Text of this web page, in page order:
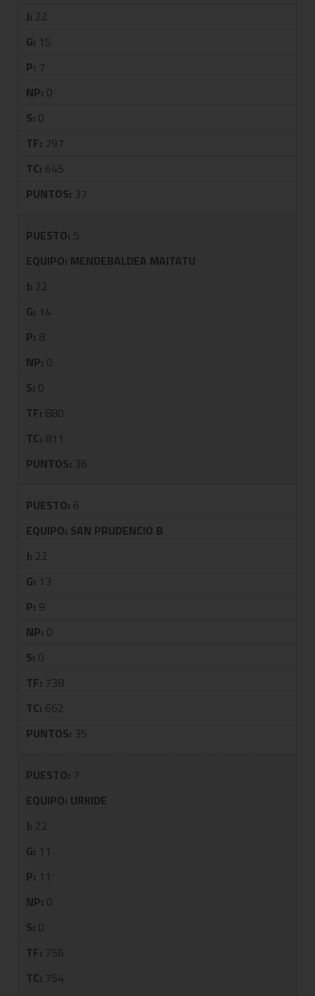
J: 22
G: 15
P: 7
NP: 0
S: 0
TF: 797
TC: 645
PUNTOS: 37
PUESTO: 5
EQUIPO: MENDEBALDEA MAITATU
J: 22
G: 14
P: 8
NP: 0
S: 0
TF: 880
TC: 811
PUNTOS: 36
PUESTO: 6
EQUIPO: SAN PRUDENCIO B
J: 22
G: 13
P: 9
NP: 0
S: 0
TF: 738
TC: 662
PUNTOS: 35
PUESTO: 7
EQUIPO: URKIDE
J: 22
G: 11
P: 11
NP: 0
S: 0
TF: 756
TC: 754